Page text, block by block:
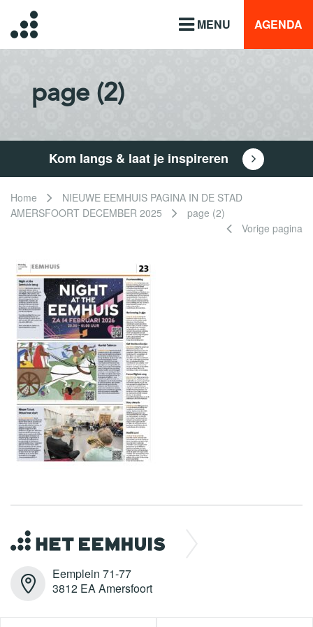
MENU AGENDA
page (2)
Kom langs & laat je inspireren
Home
NIEUWE EEMHUIS PAGINA IN DE STAD
AMERSFOORT DECEMBER 2025
page (2)
Vorige pagina
Eemplein 71-77
3812 EA Amersfoort